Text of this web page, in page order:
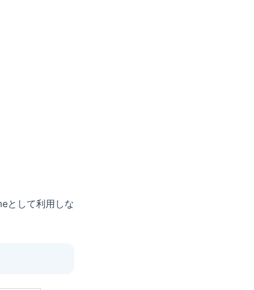
として利用しな